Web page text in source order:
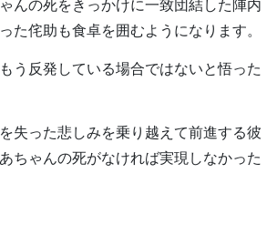
んの死をきっかけに一致団結した陣内
た侘助も食卓を囲むようになります。
う反発している場合ではないと悟った
失った悲しみを乗り越えて前進する彼
ちゃんの死がなければ実現しなかった